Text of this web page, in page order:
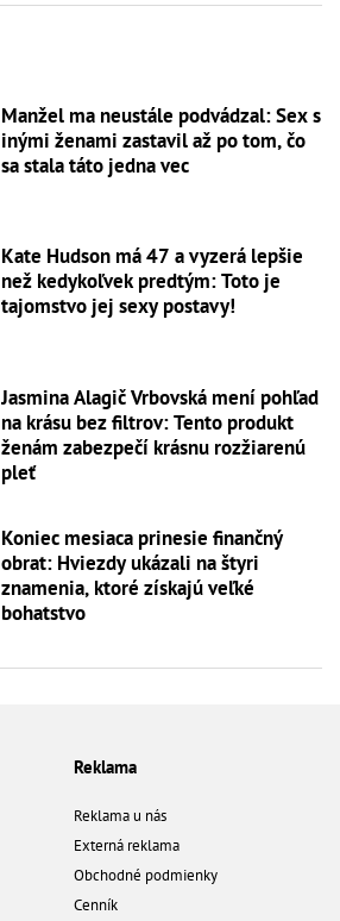
Manžel ma neustále podvádzal: Sex s
inými ženami zastavil až po tom, čo
sa stala táto jedna vec
Kate Hudson má 47 a vyzerá lepšie
než kedykoľvek predtým: Toto je
tajomstvo jej sexy postavy!
Jasmina Alagič Vrbovská mení pohľad
na krásu bez filtrov: Tento produkt
ženám zabezpečí krásnu rozžiarenú
pleť
Koniec mesiaca prinesie finančný
obrat: Hviezdy ukázali na štyri
znamenia, ktoré získajú veľké
bohatstvo
Reklama
Reklama u nás
Externá reklama
Obchodné podmienky
Cenník